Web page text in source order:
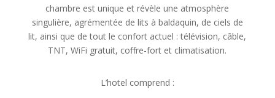
chambre est unique et révèle une atmosphère
singulière, agrémentée de lits à baldaquin, de ciels de
lit, ainsi que de tout le confort actuel : télévision, câble,
TNT, WiFi gratuit, coffre-fort et climatisation.
L’hotel comprend :